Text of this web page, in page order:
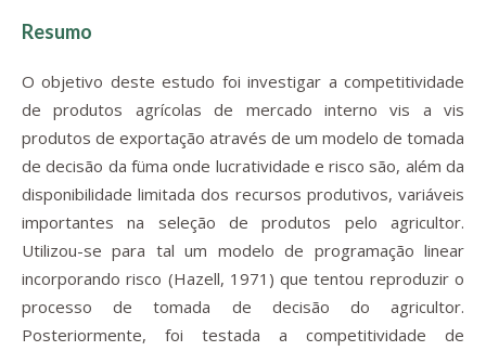
Resumo
O objetivo deste estudo foi investigar a competitividade
de produtos agrícolas de mercado interno vis a vis
produtos de exportação através de um modelo de tomada
de decisão da füma onde lucratividade e risco são, além da
disponibilidade limitada dos recursos produtivos, variáveis
importantes na seleção de produtos pelo agricultor.
Utilizou-se para tal um modelo de programação linear
incorporando risco (Hazell, 1971) que tentou reproduzir o
processo de tomada de decisão do agricultor.
Posteriormente, foi testada a competitividade de